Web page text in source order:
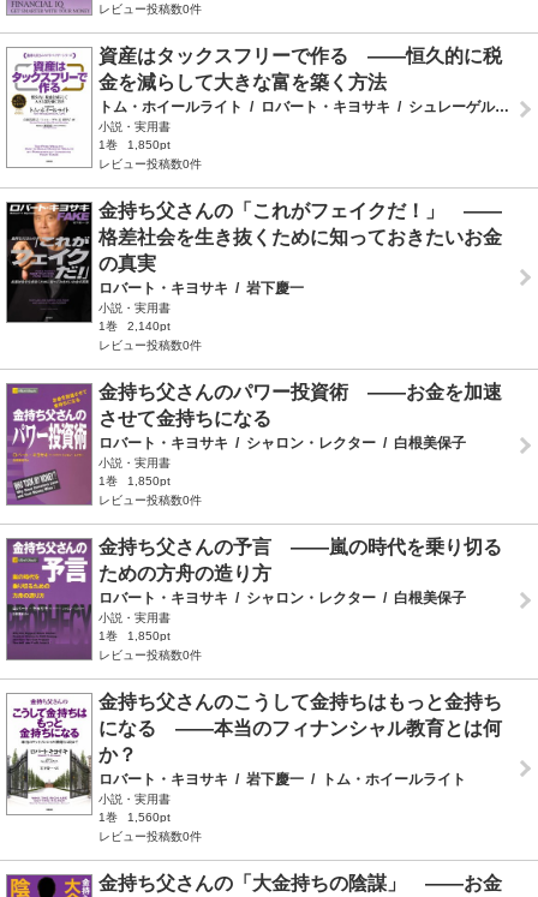
レビュー投稿数0件
資産はタックスフリーで作る ――恒久的に税
金を減らして大きな富を築く方法
トム・ホイールライト / ロバート・キヨサキ / シュレーゲル京希伊子
小説・実用書
1巻
1,850pt
レビュー投稿数0件
金持ち父さんの「これがフェイクだ！」 ――
格差社会を生き抜くために知っておきたいお金
の真実
ロバート・キヨサキ / 岩下慶一
小説・実用書
1巻
2,140pt
レビュー投稿数0件
金持ち父さんのパワー投資術 ――お金を加速
させて金持ちになる
ロバート・キヨサキ / シャロン・レクター / 白根美保子
小説・実用書
1巻
1,850pt
レビュー投稿数0件
金持ち父さんの予言 ――嵐の時代を乗り切る
ための方舟の造り方
ロバート・キヨサキ / シャロン・レクター / 白根美保子
小説・実用書
1巻
1,850pt
レビュー投稿数0件
金持ち父さんのこうして金持ちはもっと金持ち
になる ――本当のフィナンシャル教育とは何
か？
ロバート・キヨサキ / 岩下慶一 / トム・ホイールライト
小説・実用書
1巻
1,560pt
レビュー投稿数0件
金持ち父さんの「大金持ちの陰謀」 ――お金